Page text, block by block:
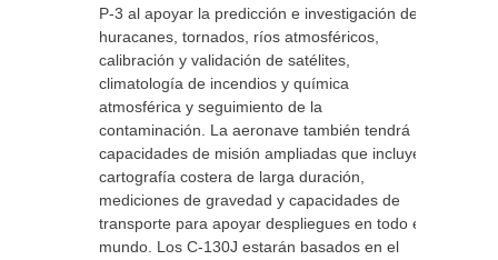
P-3 al apoyar la predicción e investigación de
huracanes, tornados, ríos atmosféricos,
calibración y validación de satélites,
climatología de incendios y química
atmosférica y seguimiento de la
contaminación. La aeronave también tendrá
capacidades de misión ampliadas que incluyen
cartografía costera de larga duración,
mediciones de gravedad y capacidades de
transporte para apoyar despliegues en todo el
mundo. Los C-130J estarán basados ​​en el